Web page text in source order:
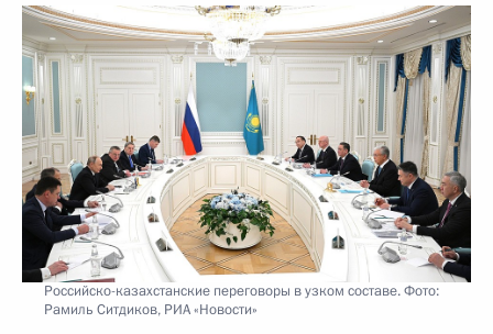
Российско-казахстанские переговоры в узком составе. Фото:
Рамиль Ситдиков, РИА «Новости»